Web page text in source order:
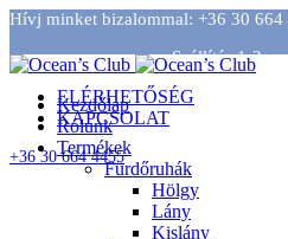
Hívj minket bizalommal: +36 30 664
Szállítás 1-2
ELÉRHETŐSÉG
KAPCSOLAT
+36 30 664 4455
Szállítás 1-2 napon belül!
Kezdőlap
Rólunk
Termékek
Fürdőruhák
Hölgy
Lány
Kislány